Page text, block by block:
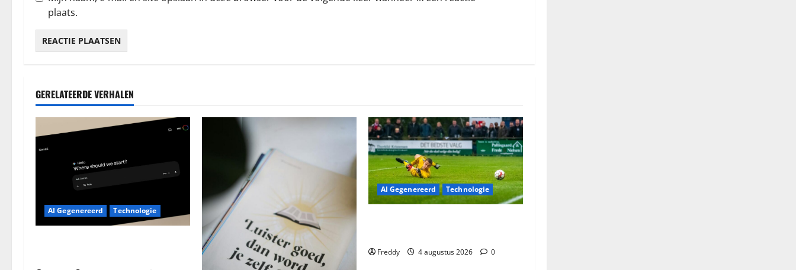
plaats.
GERELATEERDE VERHALEN
AI Gegenereerd Technologie
AI Gegenereerd Technologie
Freddy 4 augustus 2026 0